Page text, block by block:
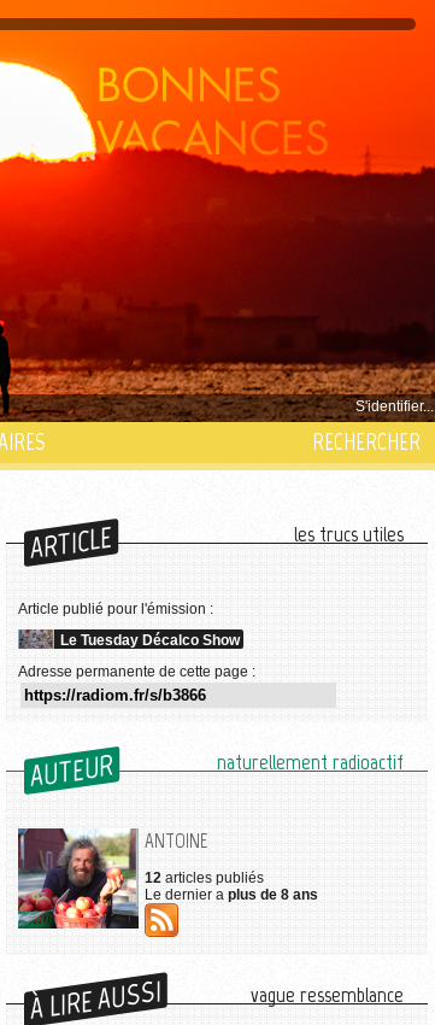
S'identifier...
RECHERCHER
ARTICLE les trucs utiles
Article publié pour l'émission :
Le Tuesday Décalco Show
Adresse permanente de cette page :
AUTEUR naturellement radioactif
ANTOINE
12 articles publiés
Le dernier a plus de 8 ans
À LIRE AUSSI vague ressemblance